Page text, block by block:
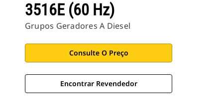
3516E (60 Hz)
Grupos Geradores A Diesel
Consulte O Preço
Encontrar Revendedor